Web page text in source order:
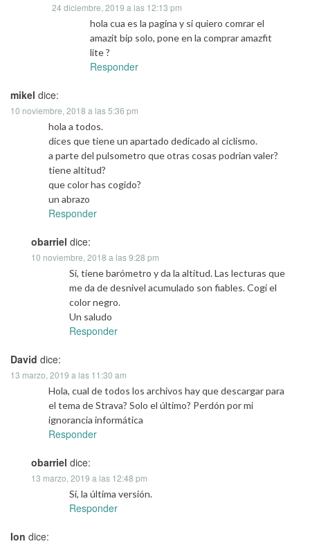
24 diciembre, 2019 a las 12:13 pm
hola cua es la pagina y si quiero comrar el
amazit bip solo, pone en la comprar amazfit
lite ?
Responder
mikel dice:
10 noviembre, 2018 a las 5:36 pm
hola a todos.
dices que tiene un apartado dedicado al ciclismo.
a parte del pulsometro que otras cosas podrian valer?
tiene altitud?
que color has cogido?
un abrazo
Responder
obarriel dice:
10 noviembre, 2018 a las 9:28 pm
Si, tiene barómetro y da la altitud. Las lecturas que
me da de desnivel acumulado son fiables. Cogí el
color negro.
Un saludo
Responder
David dice:
13 marzo, 2019 a las 11:30 am
Hola, cual de todos los archivos hay que descargar para
el tema de Strava? Solo el último? Perdón por mi
ignorancia informática
Responder
obarriel dice:
13 marzo, 2019 a las 12:48 pm
Sí, la última versión.
Responder
Ion dice: